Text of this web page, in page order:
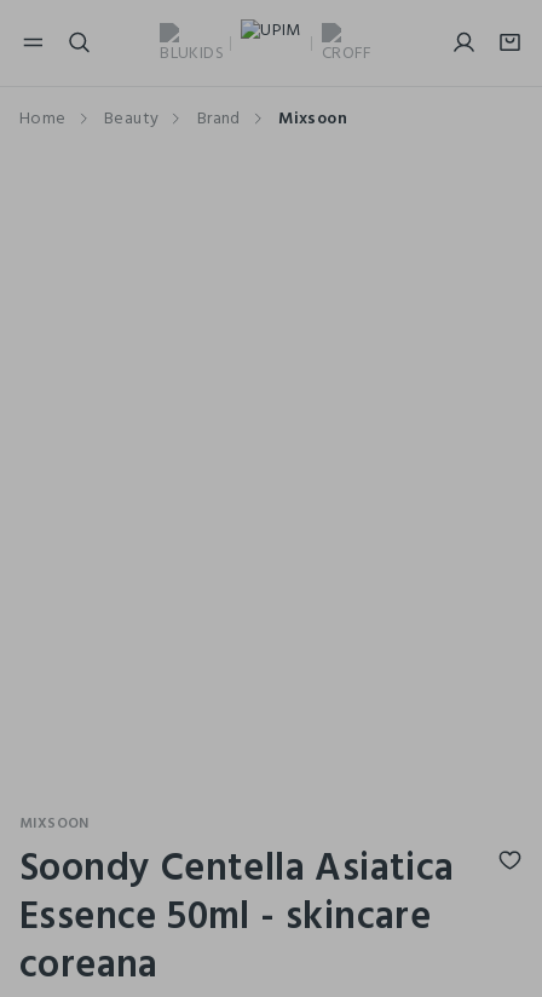
NAVIGATION.ARIA.GOTOMAINCONTENT
Home Beauty Brand Mixsoon
MIXSOON
Soondy Centella Asiatica
Essence 50ml - skincare
coreana